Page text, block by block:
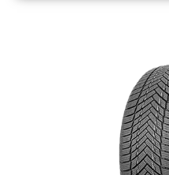
Ignorer la galerie